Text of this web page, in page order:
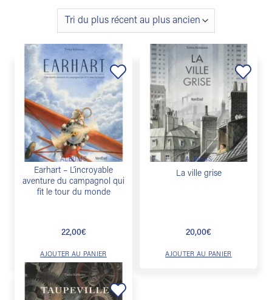
à la
liste de
souhaits
ALBUMS
Earhart – L’incroyable
aventure du campagnol qui
fit le tour du monde
22,00€
AJOUTER AU PANIER
Ajouter
liste de
souhaits
ALBUMS
La ville grise
20,00€
AJOUTER AU PANIER